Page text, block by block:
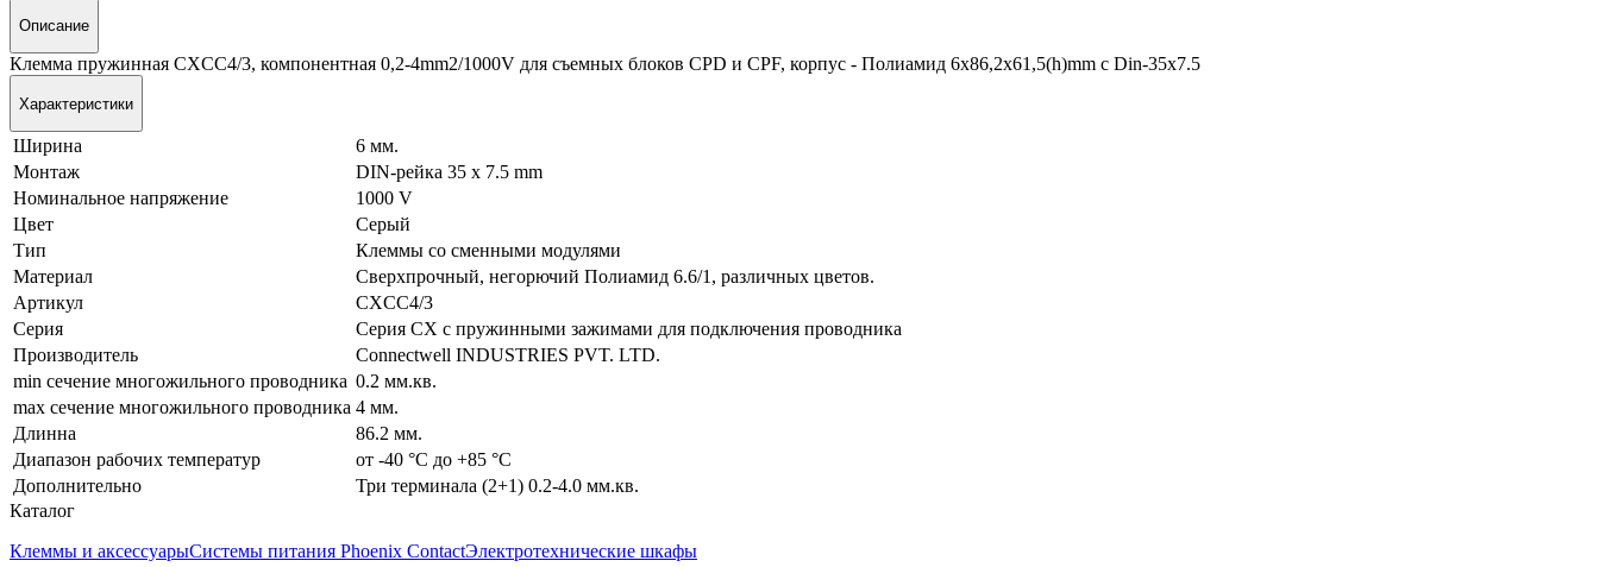
Описание
Клемма пружинная CXCC4/3, компонентная 0,2-4mm2/1000V для съемных блоков CPD и CPF, корпус - Полиамид 6х86,2х61,5(h)mm c Din-35x7.5
Характеристики
Ширина
6 мм.
Монтаж
DIN-рейка 35 x 7.5 mm
Номинальное напряжение
1000 V
Цвет
Серый
Тип
Клеммы со сменными модулями
Материал
Сверхпрочный, негорючий Полиамид 6.6/1, различных цветов.
Артикул
CXCC4/3
Серия
Серия CX с пружинными зажимами для подключения проводника
Производитель
Connectwell INDUSTRIES PVT. LTD.
min сечение многожильного проводника 0.2 мм.кв.
max сечение многожильного проводника 4 мм.
Длинна
86.2 мм.
Диапазон рабочих температур
от -40 °C до +85 °C
Дополнительно
Три терминала (2+1) 0.2-4.0 мм.кв.
Каталог
Клеммы и аксессуарыСистемы питания Phoenix ContactЭлектротехнические шкафы